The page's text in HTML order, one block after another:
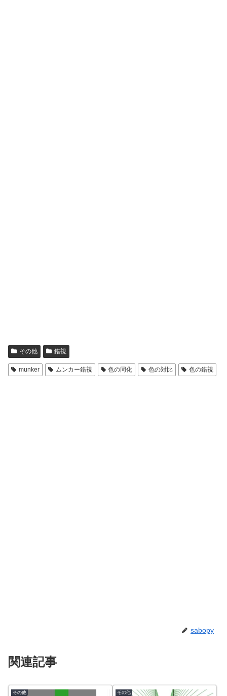
その他 錯視
munker ムンカー錯視 色の同化 色の対比 色の錯視
sabopy
関連記事
その他 その他